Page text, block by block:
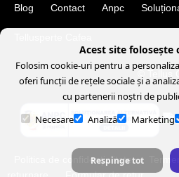
Blog Contact Anpc
© Tellus
Politica de confidenţialitate
Acest site folosește
Folosim cookie-uri pentru a
oferi funcții de rețele sociale și a
cu partenerii noștri de
Necesare
Analiză Marketing
Respinge tot